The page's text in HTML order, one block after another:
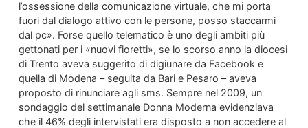
l’ossessione della comunicazione virtuale, che mi porta
fuori dal dialogo attivo con le persone, posso staccarmi
dal pc». Forse quello telematico è uno degli ambiti più
gettonati per i «nuovi fioretti», se lo scorso anno la diocesi
di Trento aveva suggerito di digiunare da Facebook e
quella di Modena – seguita da Bari e Pesaro – aveva
proposto di rinunciare agli sms. Sempre nel 2009, un
sondaggio del settimanale Donna Moderna evidenziava
che il 46% degli intervistati era disposto a non accedere al